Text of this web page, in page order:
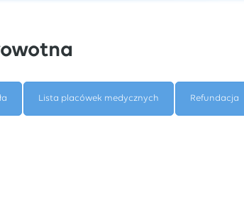
Lista placówek medycznych Refundacja